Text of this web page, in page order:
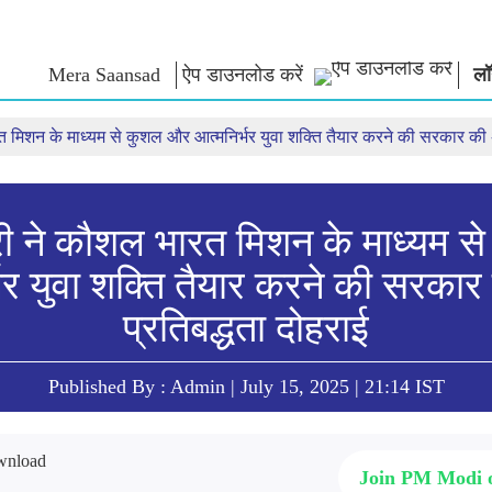
Mera Saansad ऐप डाउनलोड करें
शासन
इनसाइट्स
श्रेणियाँ
अंतर्राष्‍ट्रीय
काशी विकास यात्रा
संबोधन का
साक्षात्कार
ब्लॉग
मिशन के माध्यम से कुशल और आत्मनिर्भर युवा शक्ति तैयार करने की सरकार की
ने कौशल भारत मिशन के
युवा शक्ति तैयार करने की
प्रतिबद्धता दोहराई
Published By : Admin | July 15, 2025 | 21:14 IST
Join PM Modi